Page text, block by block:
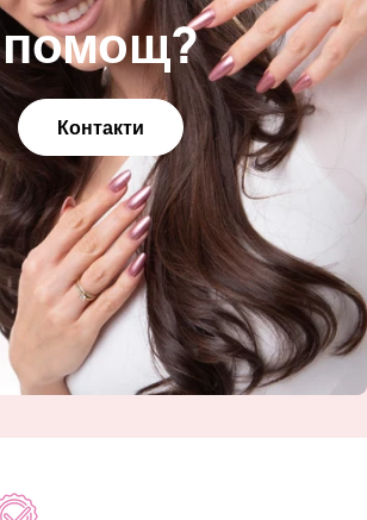
помощ?
Контакти